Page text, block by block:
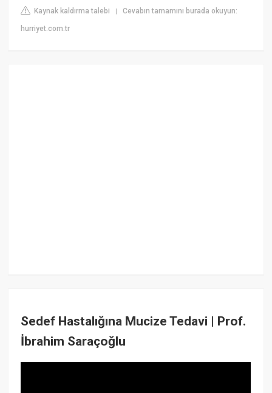
Kaynak kaldırma talebi |Cevabın tamamını burada okuyun:
hurriyet.com.tr
Sedef Hastalığına Mucize Tedavi | Prof.
İbrahim Saraçoğlu